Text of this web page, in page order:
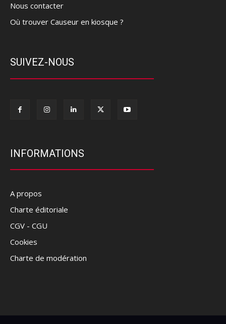
Nous contacter
Où trouver Causeur en kiosque ?
SUIVEZ-NOUS
INFORMATIONS
A propos
Charte éditoriale
CGV - CGU
Cookies
Charte de modération